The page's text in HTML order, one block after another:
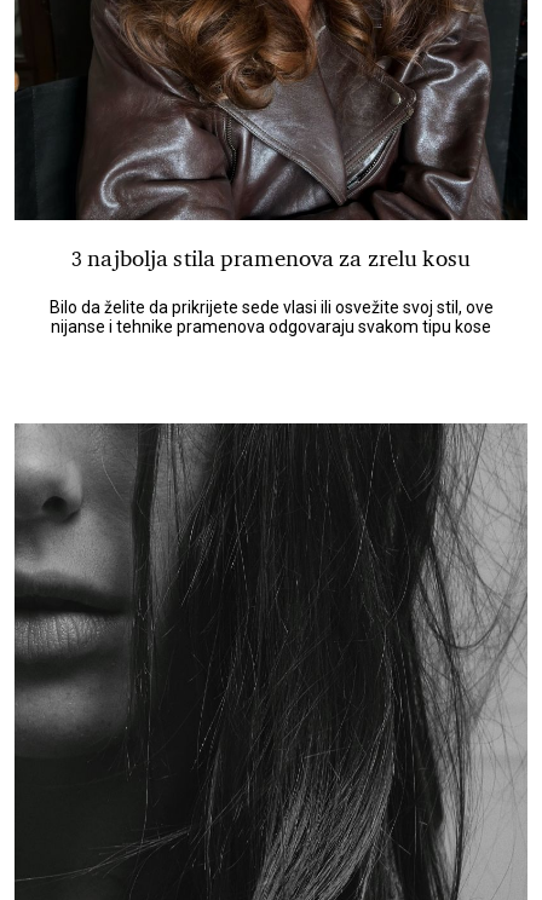
3 najbolja stila pramenova za zrelu kosu
Bilo da želite da prikrijete sede vlasi ili osvežite svoj stil, ove
nijanse i tehnike pramenova odgovaraju svakom tipu kose